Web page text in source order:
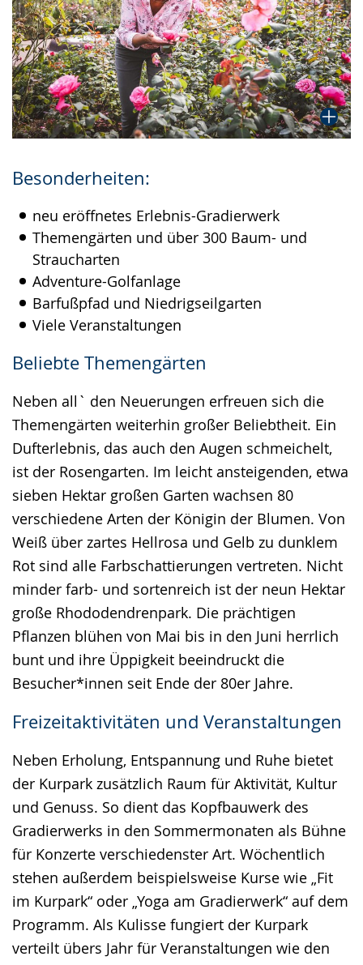
Besonderheiten:
neu eröffnetes Erlebnis-Gradierwerk
Themengärten und über 300 Baum- und
Straucharten
Adventure-Golfanlage
Barfußpfad und Niedrigseilgarten
Viele Veranstaltungen
Beliebte Themengärten
Neben all` den Neuerungen erfreuen sich die
Themengärten weiterhin großer Beliebtheit. Ein
Dufterlebnis, das auch den Augen schmeichelt,
ist der Rosengarten. Im leicht ansteigenden, etwa
sieben Hektar großen Garten wachsen 80
verschiedene Arten der Königin der Blumen. Von
Weiß über zartes Hellrosa und Gelb zu dunklem
Rot sind alle Farbschattierungen vertreten. Nicht
minder farb- und sortenreich ist der neun Hektar
große Rhododendrenpark. Die prächtigen
Pflanzen blühen von Mai bis in den Juni herrlich
bunt und ihre Üppigkeit beeindruckt die
Besucher*innen seit Ende der 80er Jahre.
Freizeitaktivitäten und Veranstaltungen
Neben Erholung, Entspannung und Ruhe bietet
der Kurpark zusätzlich Raum für Aktivität, Kultur
und Genuss. So dient das Kopfbauwerk des
Gradierwerks in den Sommermonaten als Bühne
für Konzerte verschiedenster Art. Wöchentlich
stehen außerdem beispielsweise Kurse wie „Fit
im Kurpark“ oder „Yoga am Gradierwerk“ auf dem
Programm. Als Kulisse fungiert der Kurpark
verteilt übers Jahr für Veranstaltungen wie den